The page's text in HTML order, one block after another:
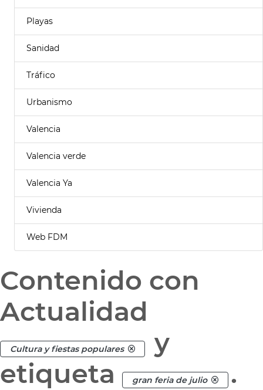
Playas
Sanidad
Tráfico
Urbanismo
Valencia
Valencia verde
Valencia Ya
Vivienda
Web FDM
Contenido con
Actualidad
Cultura y fiestas populares
y
etiqueta
gran feria de julio .